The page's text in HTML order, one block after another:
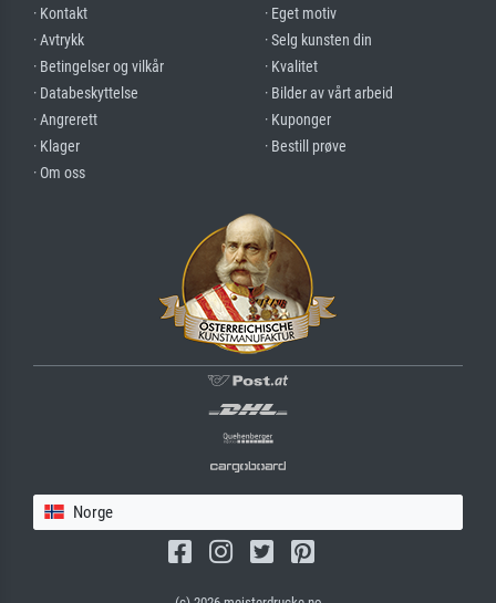
· Kontakt
· Avtrykk
· Betingelser og vilkår
· Databeskyttelse
· Angrerett
· Klager
· Om oss
· Eget motiv
· Selg kunsten din
· Kvalitet
· Bilder av vårt arbeid
· Kuponger
· Bestill prøve
Norge